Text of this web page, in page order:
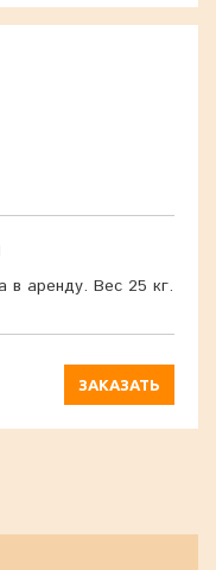
в аренду. Вес 25 кг.
ЗАКАЗАТЬ